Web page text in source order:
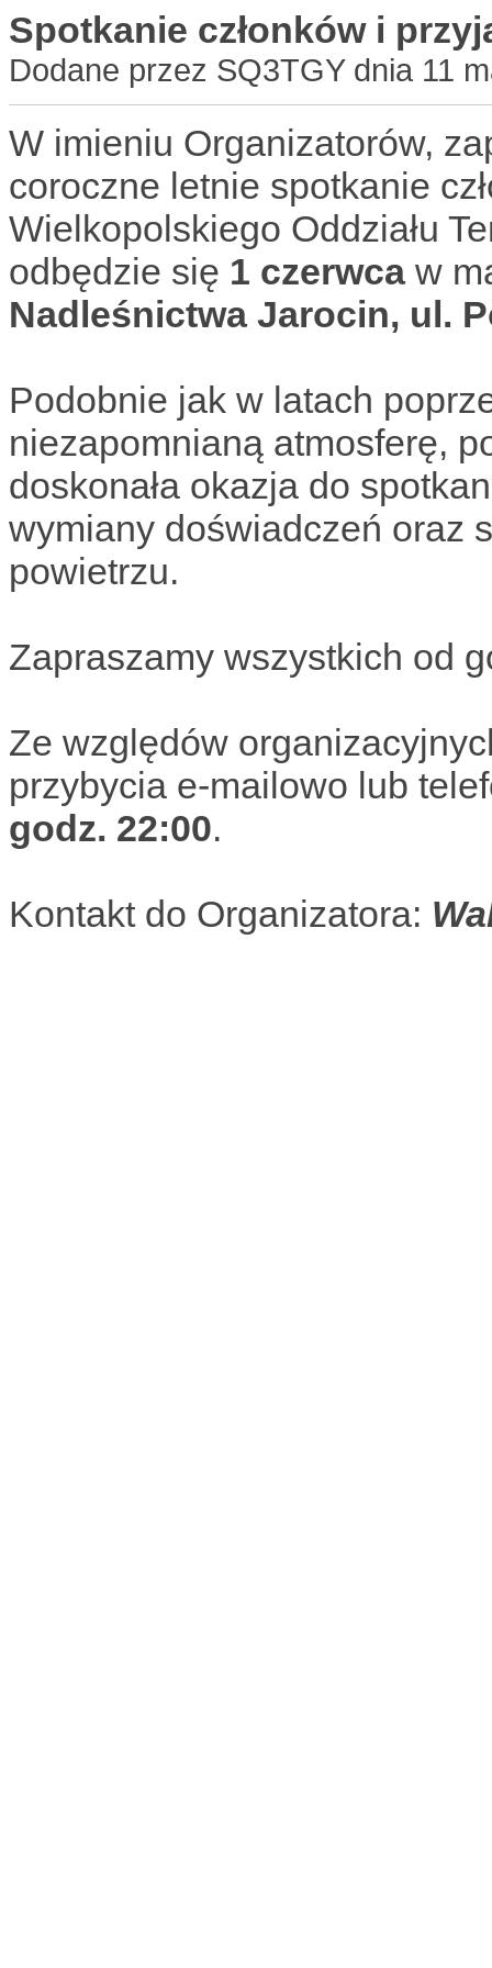
Spotkanie członków i
Dodane przez SQ3TGY dnia 11
W imieniu Organizatorów,
coroczne letnie spotkanie
Wielkopolskiego Oddziału
odbędzie się 1 czerwcaw
Nadleśnictwa Jarocin, ul.
Podobnie jak w latach
niezapomnianą atmosferę,
doskonała okazja do
wymiany doświadczeń oraz
powietrzu.
Zapraszamy wszystkich od
Ze względów
przybycia e-mailowo lub
godz. 22:00.
Kontakt do Organizatora: